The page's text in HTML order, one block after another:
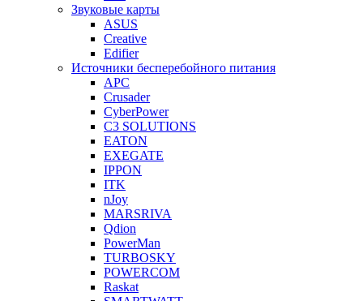
Звуковые карты
ASUS
Creative
Edifier
Источники бесперебойного питания
APC
Crusader
CyberPower
C3 SOLUTIONS
EATON
EXEGATE
IPPON
ITK
nJoy
MARSRIVA
Qdion
PowerMan
TURBOSKY
POWERCOM
Raskat